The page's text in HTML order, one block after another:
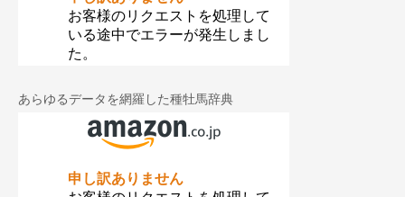
あらゆるデータを網羅した種牡馬辞典